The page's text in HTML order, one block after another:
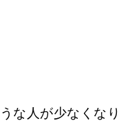
な人が少なくなり